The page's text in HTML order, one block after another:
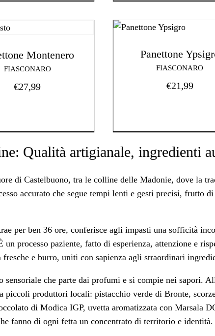
Montenero
FIASCONARO
€27,99
Panettone
FIASCONARO
€21,99
Qualità artigianale, ingredienti
di Castelbuono, tra le colline delle Madonie, dove la
accurato che segue tempi lenti e gesti precisi, frutto
per ben 36 ore, conferisce agli impasti una sofficità
processo paziente, fatto di esperienza, attenzione e
e burro, uniti con sapienza agli straordinari
che parte dai profumi e si compie nei sapori.
piccoli produttori locali: pistacchio verde di Bronte,
di Modica IGP, uvetta aromatizzata con Marsala
fanno di ogni fetta un concentrato di territorio e identità.